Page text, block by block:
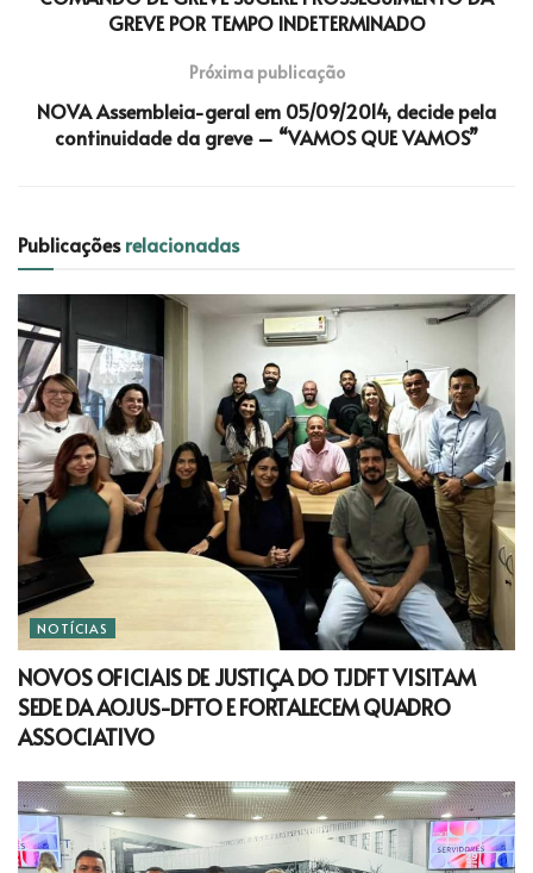
GREVE POR TEMPO INDETERMINADO
Próxima publicação
NOVA Assembleia-geral em 05/09/2014, decide pela
continuidade da greve – “VAMOS QUE VAMOS”
Publicaçõesrelacionadas
NOTÍCIAS
NOVOS OFICIAIS DE JUSTIÇA DO TJDFT VISITAM
SEDE DA AOJUS-DFTO E FORTALECEM QUADRO
ASSOCIATIVO